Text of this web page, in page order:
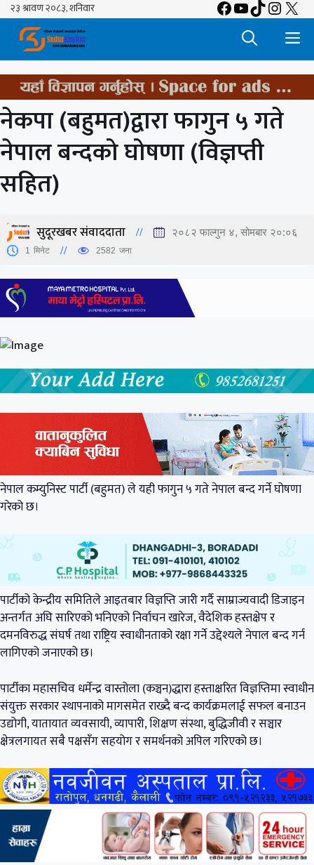
Skip
content
Facebook
YouTube
TikTok
X
नेकपा (बहुमत)द्वारा फागुन ५ गते
नेपाल बन्दको घोषणा (विज्ञप्ती
सहित)
सुदूरखबर संवाददाता २०८२ फाल्गुन ४, सोमबार २०:०६
1 मिनेट 2582 जना
नेपाल कम्युनिस्ट पार्टी (बहुमत) ले यही फागुन ५ गते नेपाल बन्द गर्ने घोषणा
गरेको छ।
पार्टीको केन्द्रीय समितिले आइतबार विज्ञप्ति जारी गर्दै साम्राज्यवादी डिजाइन
अन्तर्गत अघि सारिएको भनिएको निर्वाचन खारेज, वैदेशिक हस्तक्षेप र
दमनविरुद्ध संघर्ष तथा राष्ट्रिय स्वाधीनताको रक्षा गर्ने उद्देश्यले नेपाल बन्द गर्न
लागिएको जनाएको छ।
पार्टीका महासचिव धर्मेन्द्र वास्तोला (कञ्चन)द्धारा हस्ताक्षरित विज्ञप्तिमा स्वाधीन
संयुक्त सरकार स्थापनाको मागसमेत राख्दै बन्द कार्यक्रमलाई सफल बनाउन
उद्योगी, यातायात व्यवसायी, व्यापारी, शिक्षण संस्था, बुद्धिजीवी र सञ्चार
क्षेत्रलगायत सबै पक्षसँग सहयोग र समर्थनको अपिल गरिएको छ।